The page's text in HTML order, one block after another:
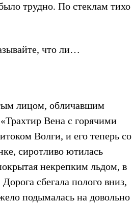
трудно. По стеклам тихо
что ли…
лицом, обличавшим
Вена с горячими
Волги, и его теперь со
сиротливо ютилась
некрепким льдом, в
сбегала полого вниз,
подымалась на довольно